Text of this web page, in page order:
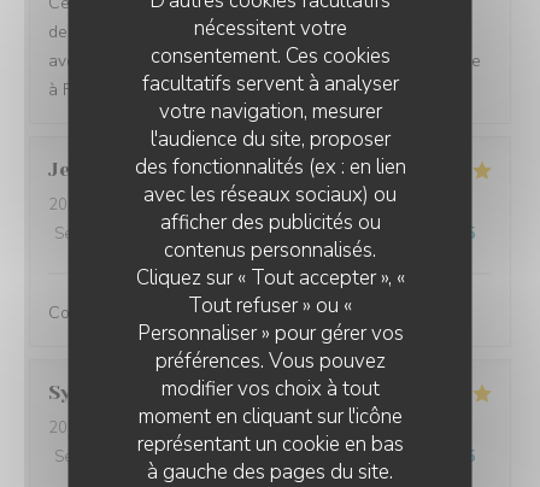
nécessitent votre
consentement. Ces cookies
facultatifs servent à analyser
votre navigation, mesurer
l'audience du site, proposer
des fonctionnalités (ex : en lien
avec les réseaux sociaux) ou
afficher des publicités ou
contenus personnalisés.
Cliquez sur « Tout accepter », «
Tout refuser » ou «
Personnaliser » pour gérer vos
préférences. Vous pouvez
modifier vos choix à tout
moment en cliquant sur l'icône
représentant un cookie en bas
à gauche des pages du site.
de Sidi Bou Saîd.. Le cadre est idyllique, surtout le soir
avec les illuminations. Serveurs au top (mention spéciale
à Frakito :)), plats délicieux.
Jean charles L
2026-08-05
- 20:45 - Couverts 2
Service
Ambiance: 5/5 Cuisine:5/5 Qualité / Prix /5
Comme à son habitude, parfait!
Sylvette
2026-08-05
- 20:15 - Couverts 3
Service
/5 Ambiance:5 /5 Cuisine: 5/5 Qualité / Prix /5
LES JARDINS DE SIDI BOU SAÏD